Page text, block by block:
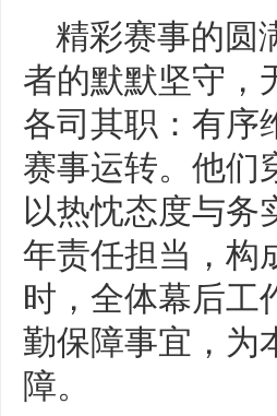
精彩赛事的圆
者的默默坚守，
各司其职：有序
赛事运转。他们
以热忱态度与务
年责任担当，构
时，全体幕后工
勤保障事宜，为
障。